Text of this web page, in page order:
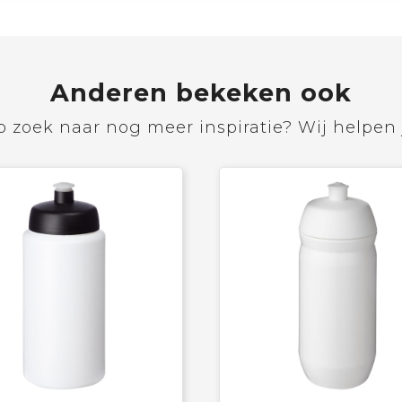
Anderen bekeken ook
zoek naar nog meer inspiratie? Wij helpen